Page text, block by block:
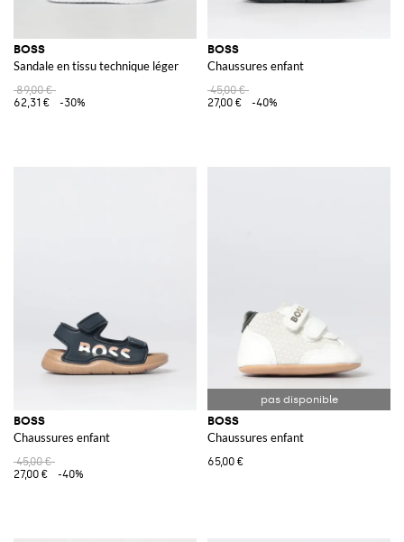
BOSS
Sandale en tissu technique léger
89,00 €
62,31 €
-30%
BOSS
Chaussures enfant
45,00 €
27,00 €
-40%
BOSS
Chaussures enfant
45,00 €
27,00 €
-40%
BOSS
Chaussures enfant
65,00 €